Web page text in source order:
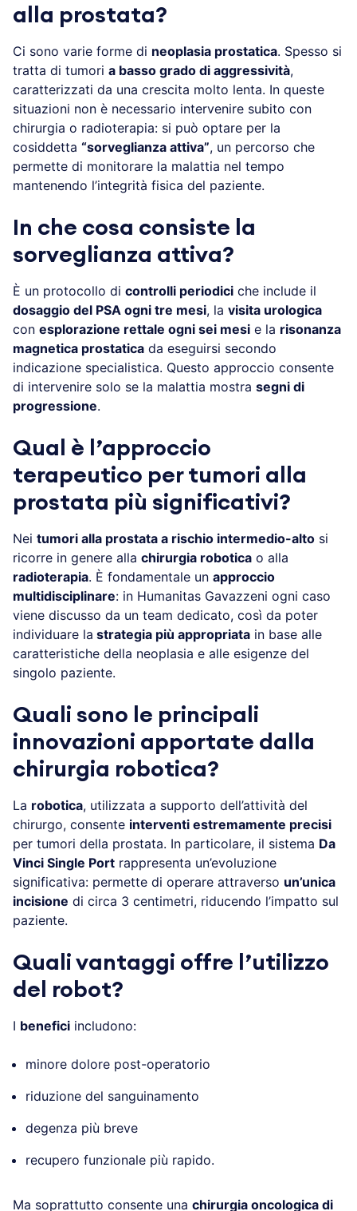
alla prostata?
Ci sono varie forme di neoplasia prostatica. Spesso si
tratta di tumori a basso grado di aggressività,
caratterizzati da una crescita molto lenta. In queste
situazioni non è necessario intervenire subito con
chirurgia o radioterapia: si può optare per la
cosiddetta “sorveglianza attiva”, un percorso che
permette di monitorare la malattia nel tempo
mantenendo l’integrità fisica del paziente.
In che cosa consiste la
sorveglianza attiva?
È un protocollo di controlli periodici che include il
dosaggio del PSA ogni tre mesi, la visita urologica
con esplorazione rettale ogni sei mesi e la risonanza
magnetica prostatica da eseguirsi secondo
indicazione specialistica. Questo approccio consente
di intervenire solo se la malattia mostra segni di
progressione.
Qual è l’approccio
terapeutico per tumori alla
prostata più significativi?
Nei tumori alla prostata a rischio intermedio-alto si
ricorre in genere alla chirurgia robotica o alla
radioterapia. È fondamentale un approccio
multidisciplinare: in Humanitas Gavazzeni ogni caso
viene discusso da un team dedicato, così da poter
individuare la strategia più appropriata in base alle
caratteristiche della neoplasia e alle esigenze del
singolo paziente.
Quali sono le principali
innovazioni apportate dalla
chirurgia robotica?
La robotica, utilizzata a supporto dell’attività del
chirurgo, consente interventi estremamente precisi
per tumori della prostata. In particolare, il sistema Da
Vinci Single Port rappresenta un’evoluzione
significativa: permette di operare attraverso un’unica
incisione di circa 3 centimetri, riducendo l’impatto sul
paziente.
Quali vantaggi offre l’utilizzo
del robot?
I benefici includono:
minore dolore post-operatorio
riduzione del sanguinamento
degenza più breve
recupero funzionale più rapido.
Ma soprattutto consente una chirurgia oncologica di